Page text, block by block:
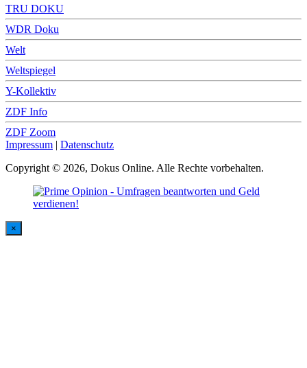
TRU DOKU
WDR Doku
Welt
Weltspiegel
Y-Kollektiv
ZDF Info
ZDF Zoom
Impressum | Datenschutz
Copyright © 2026, Dokus Online. Alle Rechte vorbehalten.
×